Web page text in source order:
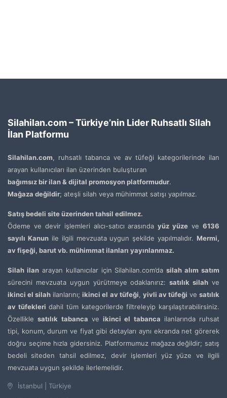
Silahilan.com – Türkiye’nin Lider Ruhsatlı Silah
İlan Platformu
Silahilan.com, ruhsatlı tabanca ve av tüfeği kategorilerinde ilan
arayan kullanıcıları ilan üzerinden buluşturan
bağımsız bir ilan & dijital promosyon platformudur.
Mağaza değildir; ateşli silah veya mühimmat satışı yapılmaz.
Satış bedeli site üzerinden tahsil edilmez.
Ödeme ve devir işlemleri alıcı-satıcı arasındayüz yüze ve6136
sayılı Kanunile ilgili mevzuata uygun şekilde yapılmalıdır. Mermi,
av fişeği, barut vb. mühimmat ilanları yayınlanmaz.
Silah ilanarayan kullanıcılar için Silahilan.com’dasilah alım satım
sürecini mevzuata uygun yürütmeye odaklanırız:satılık silah ve
ikinci el silah ilanlarını;ikinci el av tüfeği, yivli av tüfeği vesatılık
av tüfekleri dahil tüm kategorilerde filtreleyip karşılaştırabilirsiniz.
Özelliklesatılık tabanca ve ikinci el tabanca ilanlarında ruhsat
tipi, konum, durum ve fiyat gibi detayları aynı ekranda net görerek
doğru seçime hızla gidersiniz. Platformumuz mağaza değildir; satış
bedeli siteden tahsil edilmez, devir işlemleri yüz yüze ve ilgili
mevzuata uygun şekilde ilerlemelidir.
İstanbul | Türkiye